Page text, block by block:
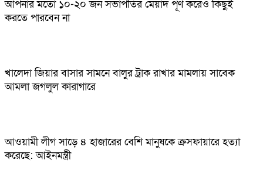
আপনার মতো ১০-২০ জন সভাপতির মেয়াদ পূর্ণ করেও কিছুই
করতে পারবেন না
খালেদা জিয়ার বাসার সামনে বালুর ট্রাক রাখার মামলায় সাবেক
আমলা জগলুল কারাগারে
আওয়ামী লীগ সাড়ে ৪ হাজারের বেশি মানুষকে ক্রসফায়ারে হত্যা
করেছে: আইনমন্ত্রী